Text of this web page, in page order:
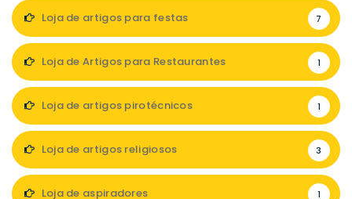
Loja de artigos para festas 7
Loja de Artigos para Restaurantes 1
Loja de artigos pirotécnicos 1
Loja de artigos religiosos 3
Loja de aspiradores 1